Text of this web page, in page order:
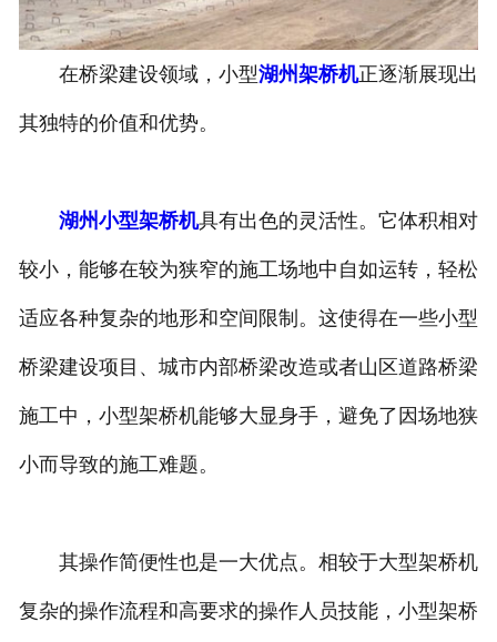
湖州架桥机
湖州垃圾抓斗起重机
在桥梁建设领域，小型湖州架桥机正逐渐展现出
其独特的价值和优势。
湖州小型架桥机具有出色的灵活性。它体积相对
较小，能够在较为狭窄的施工场地中自如运转，轻松
适应各种复杂的地形和空间限制。这使得在一些小型
桥梁建设项目、城市内部桥梁改造或者山区道路桥梁
施工中，小型架桥机能够大显身手，避免了因场地狭
小而导致的施工难题。
其操作简便性也是一大优点。相较于大型架桥机
复杂的操作流程和高要求的操作人员技能，小型架桥